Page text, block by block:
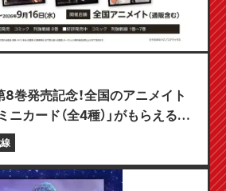
8巻発売記念！全国のアニメイト
ニカード（全4種）」がもらえる限
より開催決定！